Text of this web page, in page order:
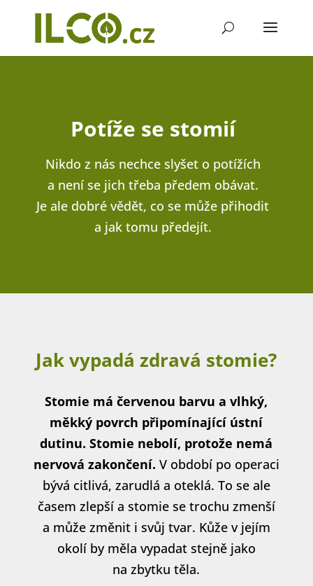
Potíže se stomií
Nikdo z nás nechce slyšet o potížích
a není se jich třeba předem obávat.
Je ale dobré vědět, co se může přihodit
a jak tomu předejít.
Jak vypadá zdravá stomie?
Stomie má červenou barvu a vlhký,
měkký povrch připomínající ústní
dutinu. Stomie nebolí, protože nemá
nervová zakončení. V období po operaci
bývá citlivá, zarudlá a oteklá. To se ale
časem zlepší a stomie se trochu zmenší
a může změnit i svůj tvar. Kůže v jejím
okolí by měla vypadat stejně jako
na zbytku těla.